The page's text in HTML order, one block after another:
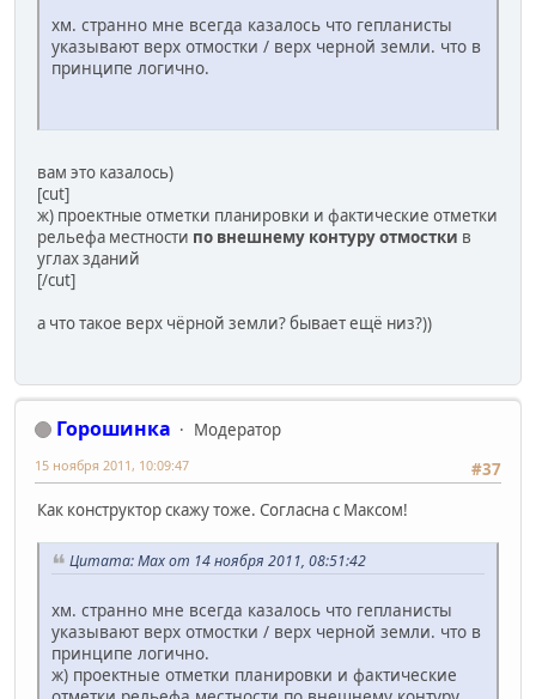
хм. странно мне всегда казалось что гепланисты
указывают верх отмостки / верх черной земли. что в
принципе логично.
вам это казалось)
[cut]
ж) проектные отметки планировки и фактические отметки
рельефа местности по внешнему контуру отмостки в
углах зданий
[/cut]
а что такое верх чёрной земли? бывает ещё низ?))
Горошинка
Модератор
#37
15 ноября 2011, 10:09:47
Как конструктор скажу тоже. Согласна с Максом!
Цитата: Max от 14 ноября 2011, 08:51:42
хм. странно мне всегда казалось что гепланисты
указывают верх отмостки / верх черной земли. что в
принципе логично.
ж) проектные отметки планировки и фактические